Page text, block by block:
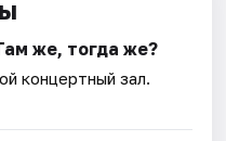
же, тогда же?
концертный зал.